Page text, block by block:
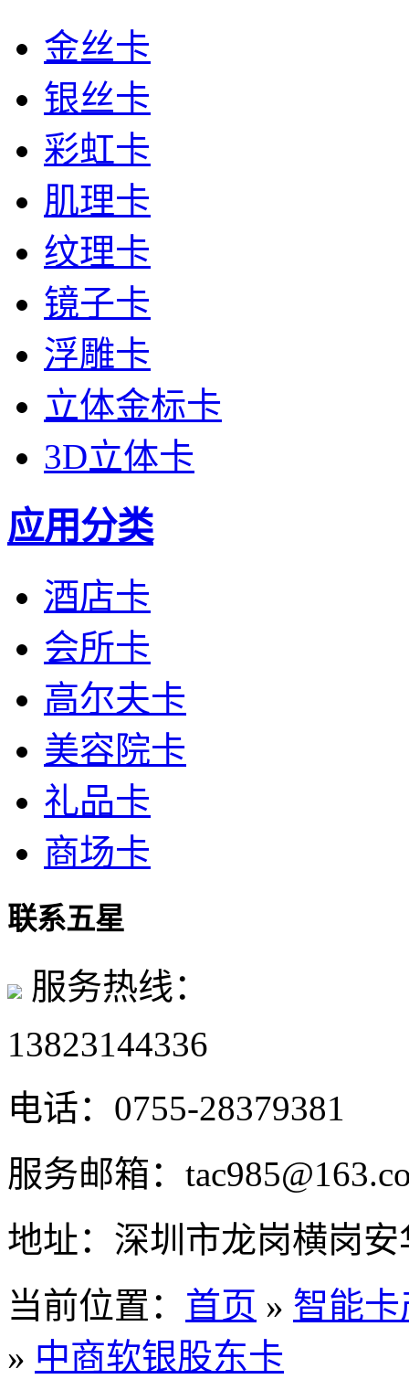
金丝卡
银丝卡
彩虹卡
肌理卡
纹理卡
镜子卡
浮雕卡
立体金标卡
3D立体卡
应用分类
酒店卡
会所卡
高尔夫卡
美容院卡
礼品卡
商场卡
联系五星
服务热线：
13823144336
电话： 0755-28379381
服务邮箱：
地址： 深圳市龙岗横岗安
当前位置： 首页 » 智能
» 中商软银股东卡